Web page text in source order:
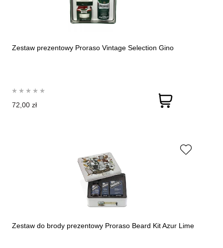
Zestaw prezentowy Proraso Vintage Selection Gino
72,00 zł
Zestaw do brody prezentowy Proraso Beard Kit Azur Lime